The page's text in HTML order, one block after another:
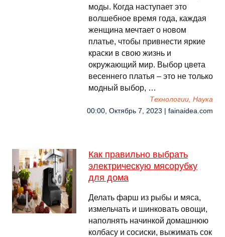
моды. Когда наступает это
волшебное время года, каждая
женщина мечтает о новом
платье, чтобы привнести яркие
краски в свою жизнь и
окружающий мир. Выбор цвета
весеннего платья – это не только
модный выбор, …
Технологии, Наука
00:00, Октябрь 7, 2023 | fainaidea.com
Как правильно выбрать
электрическую мясорубку
для дома
Делать фарш из рыбы и мяса,
измельчать и шинковать овощи,
наполнять начинкой домашнюю
колбасу и сосиски, выжимать сок